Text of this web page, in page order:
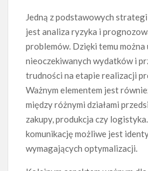
Jedną z podstawowych
jest analiza ryzyka i
problemów. Dzięki temu można
nieoczekiwanych wydatków i
trudności na etapie realizacji
Ważnym elementem jest
między różnymi działami
zakupy, produkcja czy
komunikację możliwe jest
wymagających optymalizacji.